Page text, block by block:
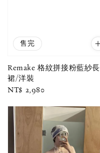
售完
Remake 格紋拼接粉藍紗長
裙/洋裝
Regular
NT$ 2,980